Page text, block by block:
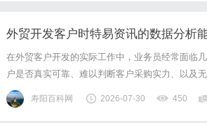
外贸开发客户时特易资讯的数据分析
在外贸客户开发的实际工作中，业务员经常面临
户是否真实可靠、难以判断客户采购实力、以及
往往在于缺乏足够的数据支撑，或者有数据但不
治理和AI能力，将海量贸易数据转化为可操作的
寿阳百科网 2026-07-30 450